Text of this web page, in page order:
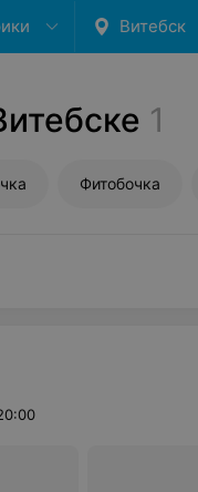
Витебск
1
Фитобочка